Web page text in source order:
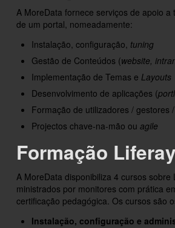
A MoreData fornece serviços de apoio a
de um portal, nomeadamente:
Instalação, configuração, tuning
Gestão de Conteúdos (website,
Implementação de Temas e Layouts
Desenvolvimento de aplicações (
Formação de utilizadores / gestores /
Projectos chave-na-mão ou agile
Formação Liferay
A MoreData disponibiliza 4 cursos sobre
ministrados por monitores com prática
certificação pedagógica. Os cursos são
Instalação, configuração e